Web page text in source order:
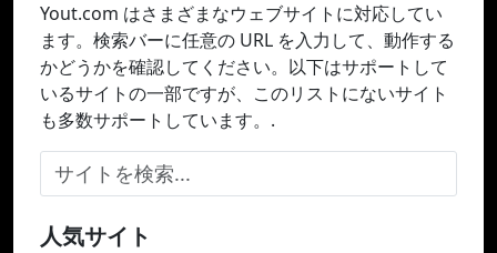
Yout.com はさまざまなウェブサイトに対応してい
ます。検索バーに任意の URL を入力して、動作する
かどうかを確認してください。以下はサポートして
いるサイトの一部ですが、このリストにないサイト
も多数サポートしています。.
人気サイト